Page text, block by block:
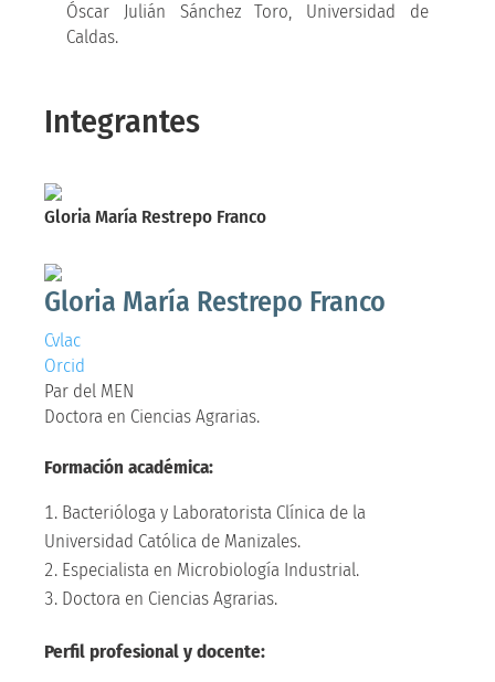
Óscar Julián Sánchez Toro, Universidad de
Caldas.
Integrantes
Gloria María Restrepo Franco
Gloria María Restrepo Franco
Cvlac
Orcid
Par del MEN
Doctora en Ciencias Agrarias.
Formación académica:
Bacterióloga y Laboratorista Clínica de la
Universidad Católica de Manizales.
Especialista en Microbiología Industrial.
Doctora en Ciencias Agrarias.
Perfil profesional y docente: